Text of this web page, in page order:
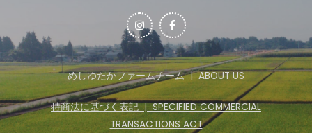
めしゆたかファームチーム | ABOUT US
特商法に基づく表記 | SPECIFIED COMMERCIAL
TRANSACTIONS ACT